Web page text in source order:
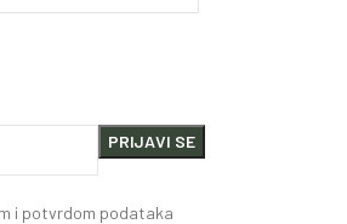
i potvrdom podataka